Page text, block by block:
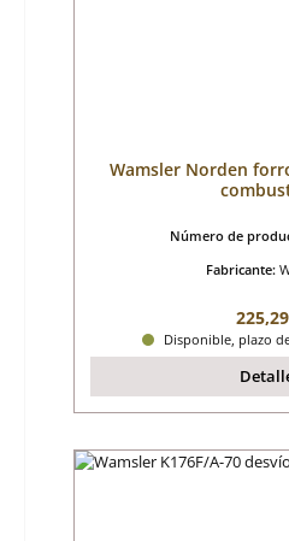
Wamsler Norden
Número de
Fabricante:
Precio
Disponible, plazo